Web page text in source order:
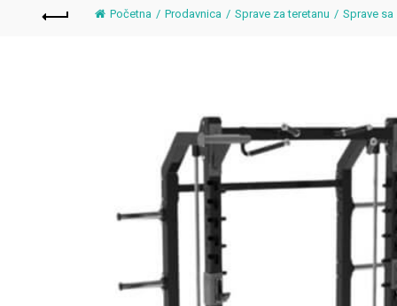
Početna Prodavnica Sprave za teretanu Sprave